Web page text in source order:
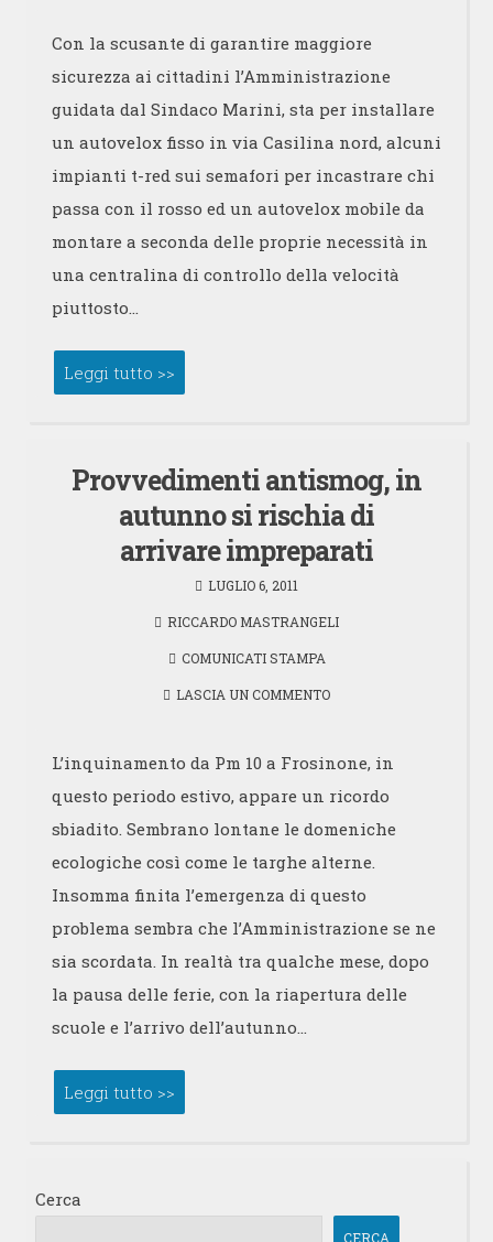
Con la scusante di garantire maggiore
sicurezza ai cittadini l’Amministrazione
guidata dal Sindaco Marini, sta per installare
un autovelox fisso in via Casilina nord, alcuni
impianti t-red sui semafori per incastrare chi
passa con il rosso ed un autovelox mobile da
montare a seconda delle proprie necessità in
una centralina di controllo della velocità
piuttosto…
Leggi tutto >>
Provvedimenti antismog, in
autunno si rischia di
arrivare impreparati
LUGLIO 6, 2011
RICCARDO MASTRANGELI
COMUNICATI STAMPA
LASCIA UN COMMENTO
L’inquinamento da Pm 10 a Frosinone, in
questo periodo estivo, appare un ricordo
sbiadito. Sembrano lontane le domeniche
ecologiche così come le targhe alterne.
Insomma finita l’emergenza di questo
problema sembra che l’Amministrazione se ne
sia scordata. In realtà tra qualche mese, dopo
la pausa delle ferie, con la riapertura delle
scuole e l’arrivo dell’autunno…
Leggi tutto >>
Cerca
CERCA